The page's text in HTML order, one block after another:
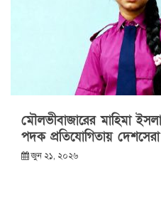
মৌলভীবাজারের মাহিমা
পদক প্রতিযোগিতায় দেশসেরা
জুন ২১, ২০২৬